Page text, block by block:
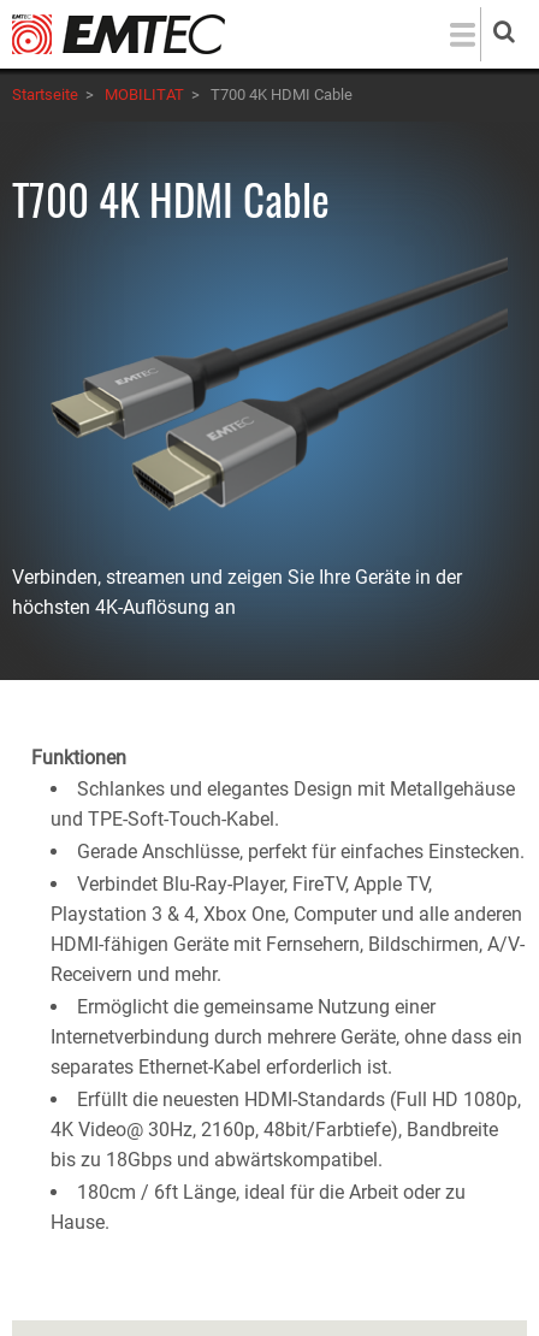
Direkt
zum
Inhalt
Startseite > MOBILITAT > T700 4K HDMI Cable
T700 4K HDMI Cable
Verbinden, streamen und zeigen Sie Ihre Geräte in der
höchsten 4K-Auflösung an
Funktionen
Schlankes und elegantes Design mit Metallgehäuse
und TPE-Soft-Touch-Kabel.
Gerade Anschlüsse, perfekt für einfaches Einstecken.
Verbindet Blu-Ray-Player, FireTV, Apple TV,
Playstation 3 & 4, Xbox One, Computer und alle anderen
HDMI-fähigen Geräte mit Fernsehern, Bildschirmen, A/V-
Receivern und mehr.
Ermöglicht die gemeinsame Nutzung einer
Internetverbindung durch mehrere Geräte, ohne dass ein
separates Ethernet-Kabel erforderlich ist.
Erfüllt die neuesten HDMI-Standards (Full HD 1080p,
4K Video@ 30Hz, 2160p, 48bit/Farbtiefe), Bandbreite
bis zu 18Gbps und abwärtskompatibel.
180cm / 6ft Länge, ideal für die Arbeit oder zu
Hause.